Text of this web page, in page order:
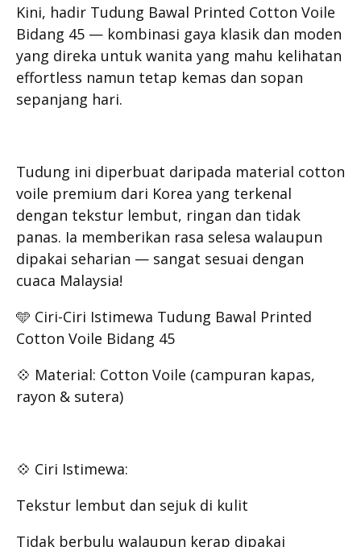
Kini, hadir Tudung Bawal Printed Cotton Voile
Bidang 45 — kombinasi gaya klasik dan moden
yang direka untuk wanita yang mahu kelihatan
effortless namun tetap kemas dan sopan
sepanjang hari.
Tudung ini diperbuat daripada material cotton
voile premium dari Korea yang terkenal
dengan tekstur lembut, ringan dan tidak
panas. Ia memberikan rasa selesa walaupun
dipakai seharian — sangat sesuai dengan
cuaca Malaysia!
🩵 Ciri-Ciri Istimewa Tudung Bawal Printed
Cotton Voile Bidang 45
💠 Material: Cotton Voile (campuran kapas,
rayon & sutera)
💠 Ciri Istimewa:
Tekstur lembut dan sejuk di kulit
Tidak berbulu walaupun kerap dipakai